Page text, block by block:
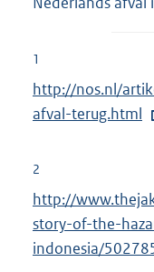
1
E
x
e
n
e
l
http://nos.nl/
afval-terug.html
2
E
x
t
http://
story-of-the-
indonesia/